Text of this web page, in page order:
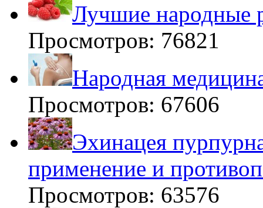
Лучшие народные
Просмотров: 76821
Народная
Просмотров: 67606
Эхинацея
применение и
Просмотров: 63576